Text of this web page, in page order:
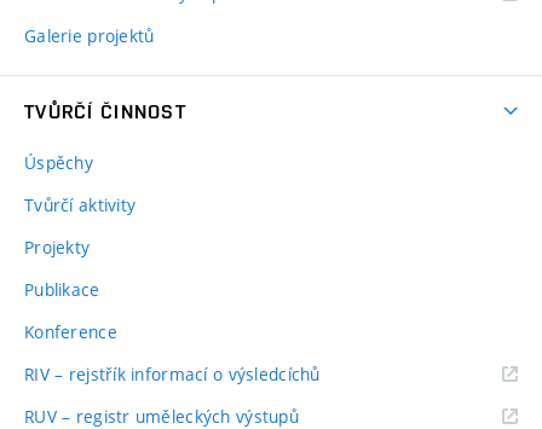
Galerie projektů
TVŮRČÍ ČINNOST
Úspěchy
Tvůrčí aktivity
Projekty
Publikace
Konference
RIV – rejstřík informací o výsledcíchů
RUV – registr uměleckých výstupů